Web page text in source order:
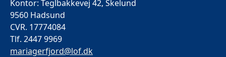
Kontor: Teglbakkevej 42, Skelund
9560 Hadsund
CVR. 17774084
Tlf. 2447 9969
mariagerfjord@lof.dk